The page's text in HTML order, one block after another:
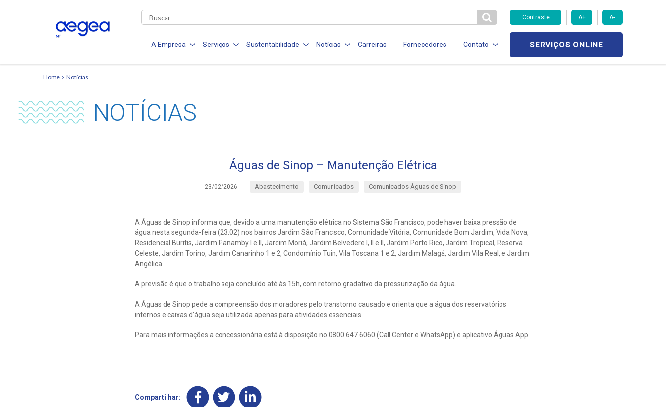
Contraste A+ A-
A Empresa Serviços Sustentabilidade Notícias Carreiras Fornecedores Contato SERVIÇOS ONLINE
Home Notícias
NOTÍCIAS
Águas de Sinop – Manutenção Elétrica
23/02/2026 Abastecimento Comunicados Comunicados Águas de Sinop
A Águas de Sinop informa que, devido a uma manutenção elétrica no Sistema São Francisco, pode haver baixa pressão de
água nesta segunda-feira (23.02) nos bairros Jardim São Francisco, Comunidade Vitória, Comunidade Bom Jardim, Vida Nova,
Residencial Buritis, Jardim Panamby l e ll, Jardim Moriá, Jardim Belvedere l, ll e ll, Jardim Porto Rico, Jardim Tropical, Reserva
Celeste, Jardim Torino, Jardim Canarinho 1 e 2, Condomínio Tuin, Vila Toscana 1 e 2, Jardim Malagá, Jardim Vila Real, e Jardim
Angélica.
A previsão é que o trabalho seja concluído até às 15h, com retorno gradativo da pressurização da água.
A Águas de Sinop pede a compreensão dos moradores pelo transtorno causado e orienta que a água dos reservatórios
internos e caixas d’água seja utilizada apenas para atividades essenciais.
Para mais informações a concessionária está à disposição no 0800 647 6060 (Call Center e WhatsApp) e aplicativo Águas App
Compartilhar: